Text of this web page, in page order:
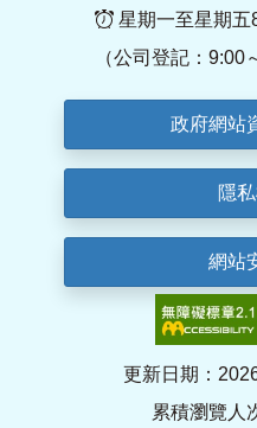
星期一至星期五
（公司登記：9:00
政府網站
隱
網站
更新日期：
累積瀏覽人